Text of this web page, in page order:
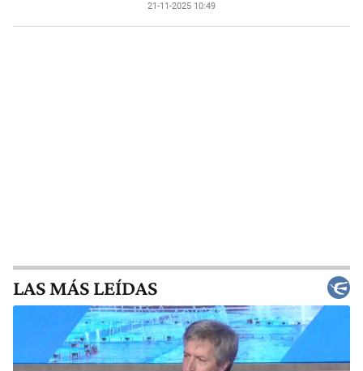
21-11-2025 10:49
LAS MÁS LEÍDAS